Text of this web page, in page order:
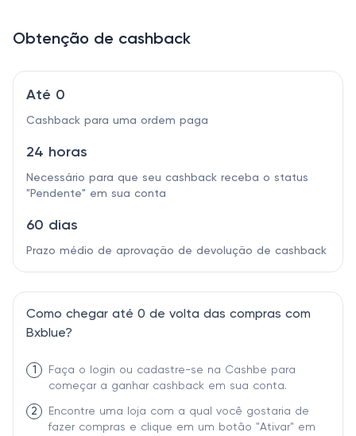
Obtenção de cashback
Até 0
Cashback para uma ordem paga
24 horas
Necessário para que seu cashback receba o status
"Pendente" em sua conta
60 dias
Prazo médio de aprovação de devolução de cashback
Como chegar até 0 de volta das compras com
Bxblue?
1
Faça o login ou cadastre-se na Cashbe para
começar a ganhar cashback em sua conta.
2
Encontre uma loja com a qual você gostaria de
fazer compras e clique em um botão "Ativar" em